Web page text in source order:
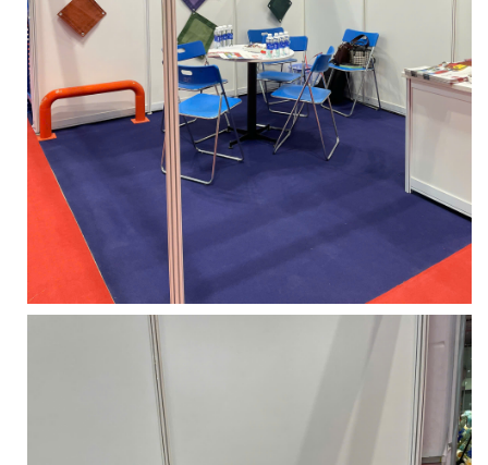
LƯỚI HÀNG RÀO HÌNH VUÔNG
LƯỚI NUÔI TRỒNG HẢI SẢN